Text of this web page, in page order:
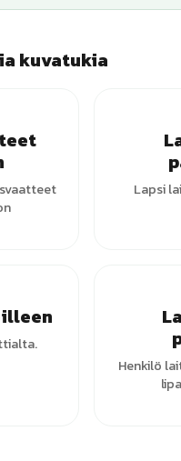
kuvatukia
Lapsi
Henkilö